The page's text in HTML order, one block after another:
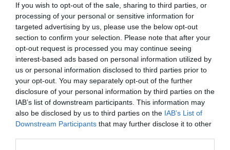
If you wish to opt-out of the sale, sharing to third parties, or
processing of your personal or sensitive information for
targeted advertising by us, please use the below opt-out
section to confirm your selection. Please note that after your
opt-out request is processed you may continue seeing
interest-based ads based on personal information utilized by
us or personal information disclosed to third parties prior to
your opt-out. You may separately opt-out of the further
disclosure of your personal information by third parties on the
IAB’s list of downstream participants. This information may
also be disclosed by us to third parties on the IAB’s List of
Downstream Participants that may further disclose it to other
online que ofrece clases dirigidas digitales,
contenidos de mindfulness y de nutrición.
Añadir2Playbookcomo fuente preferida de Google
de forma gratuita
Mantente informado con las últimas noticias de actualidad.
ACTIVAR AHORA
Imprimir